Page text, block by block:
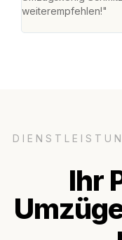
weiterempfehlen!"
Ihr